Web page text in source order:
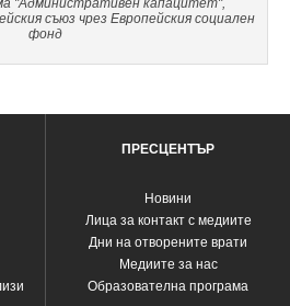
"Административен капацитет",
съюз чрез Европейския социален
фонд
ПРЕСЦЕНТЪР
Новини
Лица за контакт с медиите
Дни на отворените врати
Медиите за нас
Образователна програма